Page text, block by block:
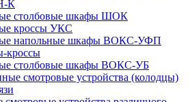
К
столбовые шкафы ШОК
кроссы УКС
напольные шкафы ВОКС-УФП
кроссы
столбовые шкафы ВОКС-УБ
смотровые устройства (колодцы)